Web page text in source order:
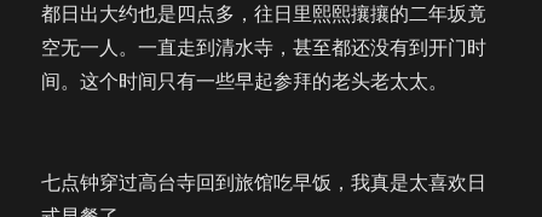
都日出大约也是四点多，往日里熙熙攘攘的二年坂竟
空无一人。一直走到清水寺，甚至都还没有到开门时
间。这个时间只有一些早起参拜的老头老太太。
七点钟穿过高台寺回到旅馆吃早饭，我真是太喜欢日